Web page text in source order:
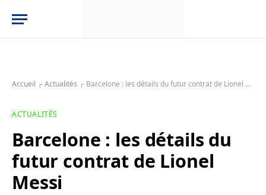
Accueil ┌Actualités ┌ Barcelone : les détails du futur contrat de Lionel Messi
ACTUALITÉS
Barcelone : les détails du
futur contrat de Lionel
Messi